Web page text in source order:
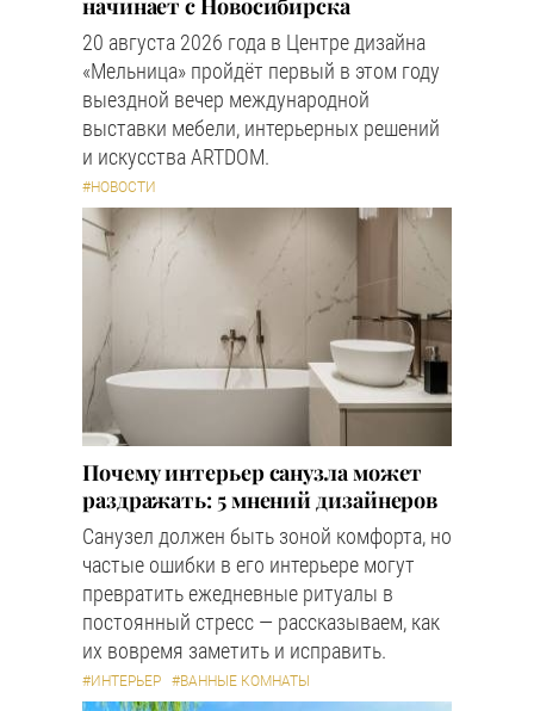
начинает с Новосибирска
20 августа 2026 года в Центре дизайна
«Мельница» пройдёт первый в этом году
выездной вечер международной
выставки мебели, интерьерных решений
и искусства ARTDOM.
#НОВОСТИ
Почему интерьер санузла может
раздражать: 5 мнений дизайнеров
Санузел должен быть зоной комфорта, но
частые ошибки в его интерьере могут
превратить ежедневные ритуалы в
постоянный стресс — рассказываем, как
их вовремя заметить и исправить.
#ИНТЕРЬЕР #ВАННЫЕ КОМНАТЫ